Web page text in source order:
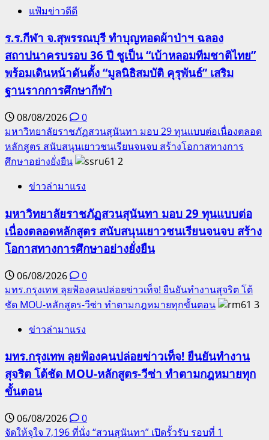
แฟ้มข่าวดีดี
ร.ร.กีฬา จ.สุพรรณบุรี ทำบุญทอดผ้าป่าฯ ฉลอง
สถาปนาครบรอบ 36 ปี ชูเป็น “เบ้าหลอมทีมชาติไทย”
พร้อมเดินหน้าดันตั้ง “มูลนิธิสมบัติ คุรุพันธ์” เสริม
ฐานรากการศึกษากีฬา
08/08/2026
0
มหาวิทยาลัยราชภัฏสวนสุนันทา มอบ 29 ทุนแบบต่อเนื่องตลอด
หลักสูตร สนับสนุนเยาวชนเรียนจนจบ สร้างโอกาสทางการ
ศึกษาอย่างยั่งยืน
2
ข่าวล่ามาแรง
มหาวิทยาลัยราชภัฏสวนสุนันทา มอบ 29 ทุนแบบต่อ
เนื่องตลอดหลักสูตร สนับสนุนเยาวชนเรียนจนจบ สร้าง
โอกาสทางการศึกษาอย่างยั่งยืน
06/08/2026
0
มทร.กรุงเทพ ลุยฟ้องคนปล่อยข่าวเท็จ! ยืนยันทำงานสุจริต โต้
ชัด MOU-หลักสูตร-วีซ่า ทำตามกฎหมายทุกขั้นตอน
3
ข่าวล่ามาแรง
มทร.กรุงเทพ ลุยฟ้องคนปล่อยข่าวเท็จ! ยืนยันทำงาน
สุจริต โต้ชัด MOU-หลักสูตร-วีซ่า ทำตามกฎหมายทุก
ขั้นตอน
06/08/2026
0
จัดให้จุใจ 7,196 ที่นั่ง “สวนสุนันทา” เปิดรั้วรับ รอบที่ 1